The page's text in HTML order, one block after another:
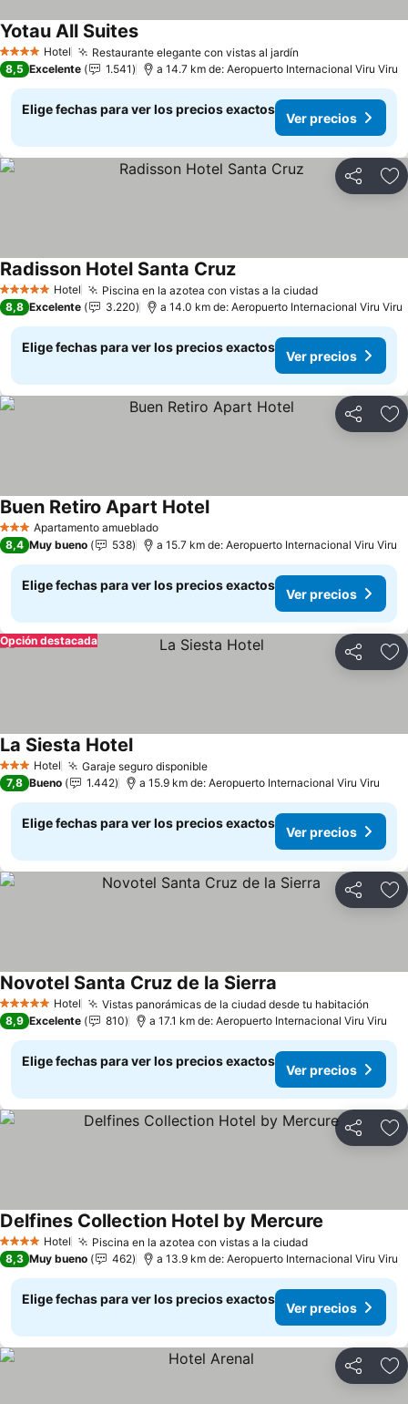
4 EstrellasHotel Restaurante elegante con vistas al jardín
Yotau All Suites
8,5 Excelente 1.541 a 14.7 km de: Aeropuerto Internacional Viru Viru
Elige fechas para ver los precios exactos
Ver precios
Compartir
5 Estrellas Hotel Piscina en la azotea con vistas a la ciudad
Radisson Hotel Santa Cruz
8,8 Excelente 3.220 a 14.0 km de: Aeropuerto Internacional Viru Viru
Elige fechas para ver los precios exactos
Ver precios
Compartir
3 EstrellasApartamento amueblado
Buen Retiro Apart Hotel
8,4 Muy bueno 538 a 15.7 km de: Aeropuerto Internacional Viru Viru
Elige fechas para ver los precios exactos
Ver precios
Compartir
Opción destacada
3 Estrellas
Hotel Garaje seguro disponible
La Siesta Hotel
7,8 Bueno 1.442 a 15.9 km de: Aeropuerto Internacional Viru Viru
Elige fechas para ver los precios exactos
Ver precios
Compartir
5 Estrellas Hotel Vistas panorámicas de la ciudad desde tu habitación
Novotel Santa Cruz de la Sierra
8,9 Excelente 810 a 17.1 km de: Aeropuerto Internacional Viru Viru
Elige fechas para ver los precios exactos
Ver precios
Compartir
4 EstrellasHotel Piscina en la azotea con vistas a la ciudad
Delfines Collection Hotel by Mercure
8,3 Muy bueno 462 a 13.9 km de: Aeropuerto Internacional Viru Viru
Elige fechas para ver los precios exactos
Ver precios
Compartir